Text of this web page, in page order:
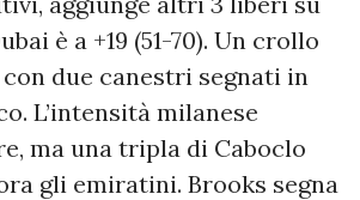
è a +19 (51-70). Un crollo
due canestri segnati in
L’intensità milanese
ma una tripla di Caboclo
gli emiratini. Brooks segna